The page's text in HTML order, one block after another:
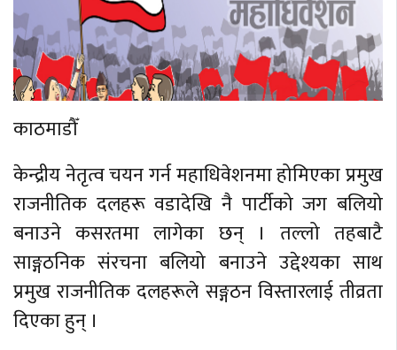
एसिया
यूरोप
बेलायत
क्यानाडा
अन्य
काठमाडौँ
केन्द्रीय नेतृत्व चयन गर्न महाधिवेशनमा होमिएका प्रमुख
राजनीतिक दलहरू वडादेखि नै पार्टीको जग बलियो
बनाउने कसरतमा लागेका छन् । तल्लो तहबाटै
साङ्गठनिक संरचना बलियो बनाउने उद्देश्यका साथ
प्रमुख राजनीतिक दलहरूले सङ्गठन विस्तारलाई तीव्रता
दिएका हुन् ।